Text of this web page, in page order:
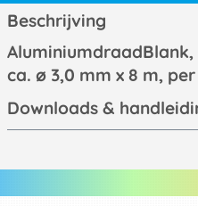
Beschrijving
ca. ø 3,0 mm x 8 m,
Downloads &